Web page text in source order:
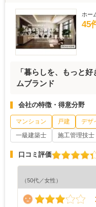
ホー
45
「暮らしを、もっと
ムブランド
会社の特徴・得意分野
マンション 戸建 デザ
一級建築士
施工管理技士
口コミ評価
（50代／女性）